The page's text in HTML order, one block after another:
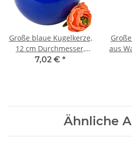
Große blaue Kugelkerze,
12 cm Durchmesser,
Wachskugel in Blau
7,02 € *
aus
Ähnliche